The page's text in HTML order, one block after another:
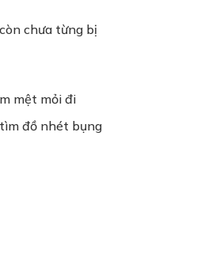
chưa từng bị
mệt mỏi đi
đồ nhét bụng